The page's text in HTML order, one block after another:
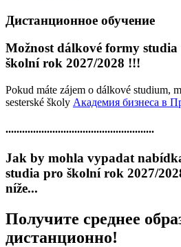
Дистанционное обучение
Možnost dálkové formy
školní rok 2027/2028 !!!
Pokud máte zájem o dálkové studium,
sesterské školy Академия бизнеса в
......................................................
Jak by mohla vypadat
studia pro školní rok 2027/
níže...
Получите среднее
дистанционно!